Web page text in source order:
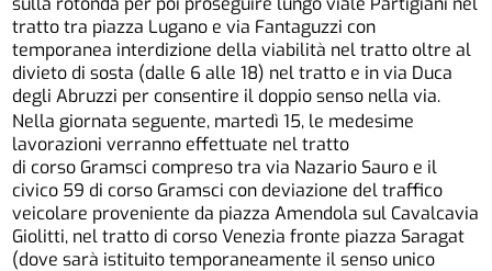
tratto tra piazza Lugano e via Fantaguzzi con
temporanea interdizione della viabilità nel tratto oltre al
divieto di sosta (dalle 6 alle 18) nel tratto e in via Duca
degli Abruzzi per consentire il doppio senso nella via.
Nella giornata seguente, martedì 15, le medesime
lavorazioni verranno effettuate nel tratto
di corso Gramsci compreso tra via Nazario Sauro e il
civico 59 di corso Gramsci con deviazione del traffico
veicolare proveniente da piazza Amendola sul Cavalcavia
Giolitti, nel tratto di corso Venezia fronte piazza Saragat
(dove sarà istituito temporaneamente il senso unico